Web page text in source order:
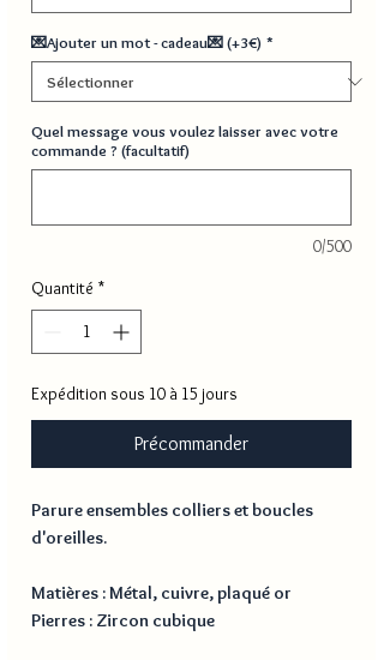
💌Ajouter un mot - cadeau💌 (+3€) *
Quel message vous voulez laisser avec votre
commande ? (facultatif)
0/500
Quantité *
Expédition sous 10 à 15 jours
Précommander
Parure ensembles colliers et boucles
d'oreilles.
Matières : Métal, cuivre, plaqué or
Pierres : Zircon cubique